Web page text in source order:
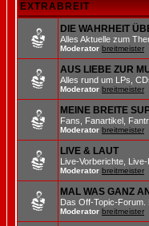
EXTRABREIT
DIE WAHRHEIT
Alles Aktuelle zum
Moderator breitmeister
AUS LIEBE ZUR
Alles rund um LPs,
Moderator breitmeister
MEINE BREITE
Fans, Fanartikel,
Moderator breitmeister
LIVE & LAUT
Live-Vorberichte, Live-
Moderator breitmeister
MAL WAS GANZ
Das Off-Topic-Forum.
Moderator breitmeister